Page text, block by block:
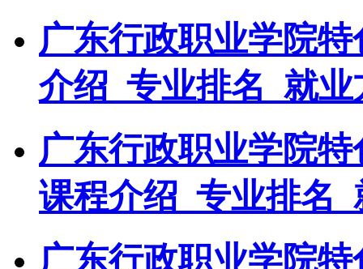
广东行政职业学院
介绍_专业排名_就业
广东行政职业学院
课程介绍_专业排名
广东行政职业学院